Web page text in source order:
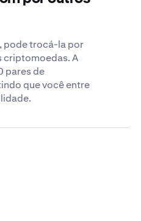
pode trocá-la por
criptomoedas. A
pares de
que você entre